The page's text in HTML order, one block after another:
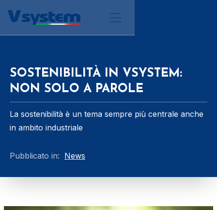
SOSTENIBILITÀ IN VSYSTEM:
NON SOLO A PAROLE
La sostenibilità è un tema sempre più centrale anche
in ambito industriale
Pubblicato in: News